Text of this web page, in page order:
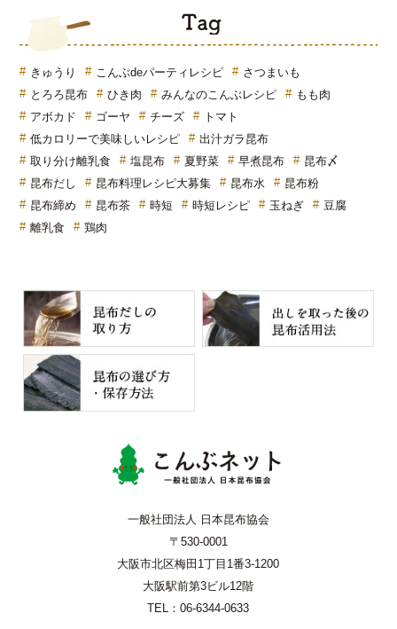
きゅうり こんぶdeパーティレシピ
さつまいも
とろろ昆布
ひき肉 みんなのこんぶレシピ
もも肉
アボカド
ゴーヤ チーズ
トマト
低カロリーで美味しいレシピ
出汁ガラ昆布
取り分け離乳食
塩昆布 夏野菜 早煮昆布
昆布〆
昆布だし
昆布料理レシピ大募集 昆布水
昆布粉
昆布締め
昆布茶 時短 時短レシピ 玉ねぎ
豆腐
離乳食
鶏肉
一般社団法人 日本昆布協会
〒530-0001
大阪市北区梅田1丁目1番3-1200
大阪駅前第3ビル12階
TEL：06-6344-0633